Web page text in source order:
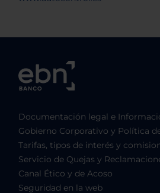
Documentación legal e
Gobierno Corporativo y Política
Tarifas, tipos de interés y
Servicio de Quejas y
Canal Ético y de Acoso
Seguridad en la web